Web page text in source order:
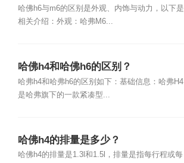
哈佛h6与m6的区别是外观、内饰与动力，以下是
相关介绍：外观：哈弗M6...
哈佛h4和哈佛h6的区别？
哈弗h4和哈弗h6的区别如下：基础信息：哈弗H4
是哈弗旗下的一款紧凑型...
哈佛h4的排量是多少？
哈佛h4的排量是1.3l和1.5l，排量是指每行程或每